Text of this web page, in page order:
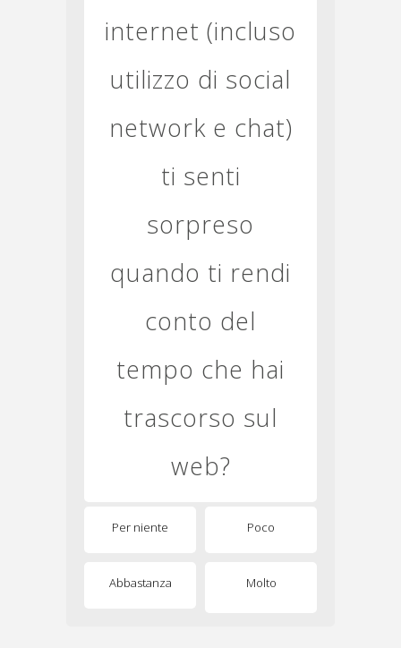
internet (incluso
utilizzo di social
network e chat)
ti senti
sorpreso
quando ti rendi
conto del
tempo che hai
trascorso sul
web?
Per niente Poco
Abbastanza Molto